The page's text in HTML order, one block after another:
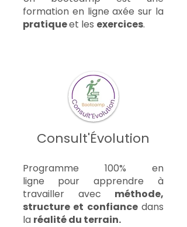
formation en ligne axée sur la
pratiqueet les exercices.
Consult'Évolution
Programme 100% en
ligne
pour apprendre à
travailler avec méthode,
structure et confiancedans
la réalité du terrain.